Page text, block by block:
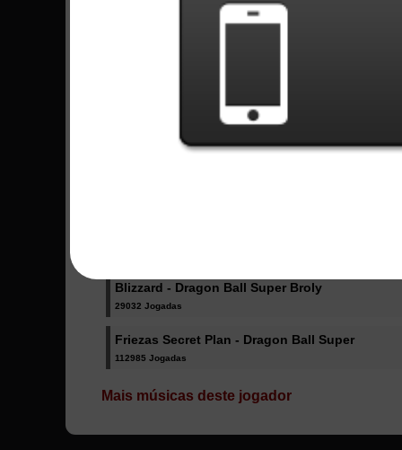
Blizzard - Dragon Ball Super Broly
29032 Jogadas
Friezas Secret Plan - Dragon Ball Super
112985 Jogadas
Mais músicas deste jogador